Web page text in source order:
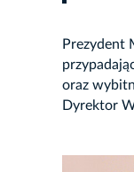
Prezydent
oraz
Dyrektor